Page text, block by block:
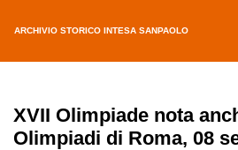
ARCHIVIO STORICO INTESA SANPAOLO
XVII Olimpiade nota
Olimpiadi di Roma, 08